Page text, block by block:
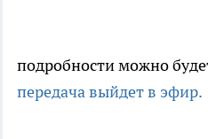
подробности можно
передача выйдет в эфир.